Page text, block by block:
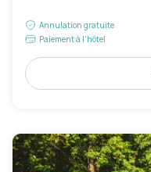
Annulation gratuite
Paiement à l'hôtel